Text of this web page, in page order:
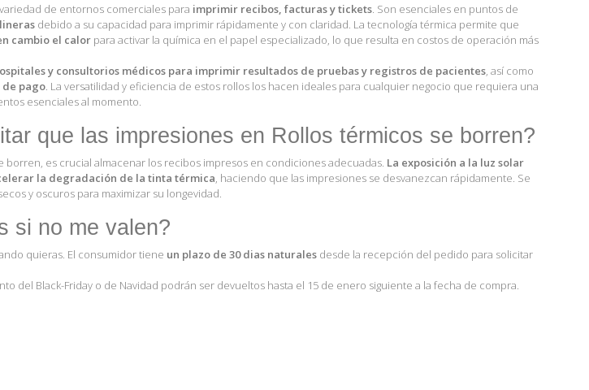
de entornos comerciales para imprimir recibos, facturas y tickets. Son esenciales en puntos de
debido a su capacidad para imprimir rápidamente y con claridad. La tecnología térmica permite que
cambio el calorpara activar la química en el papel especializado, lo que resulta en costos de operación más
y consultorios médicos para imprimir resultados de pruebas y registros de pacientes, así como
pago. La versatilidad y eficiencia de estos rollos los hacen ideales para cualquier negocio que requiera una
esenciales al momento.
que las impresiones en Rollos térmicos se borren?
borren, es crucial almacenar los recibos impresos en condiciones adecuadas. La exposición a la luz solar
la degradación de la tinta térmica, haciendo que las impresiones se desvanezcan rápidamente. Se
y oscuros para maximizar su longevidad.
si no me valen?
quieras. El consumidor tiene un plazo de 30 dias naturalesdesde la recepción del pedido para solicitar
del Black-Friday o de Navidad podrán ser devueltos hasta el 15 de enero siguiente a la fecha de compra.